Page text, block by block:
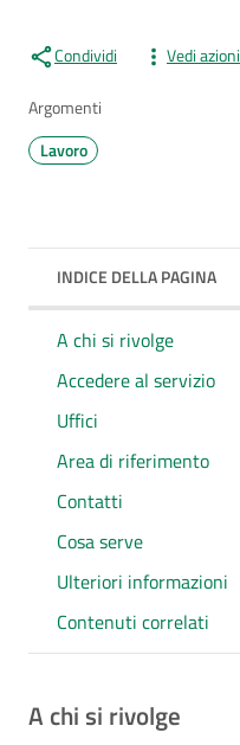
Condividi Vedi azioni
Argomenti
Lavoro
INDICE DELLA PAGINA
A chi si rivolge
Accedere al servizio
Uffici
Area di riferimento
Contatti
Cosa serve
Ulteriori informazioni
Contenuti correlati
A chi si rivolge